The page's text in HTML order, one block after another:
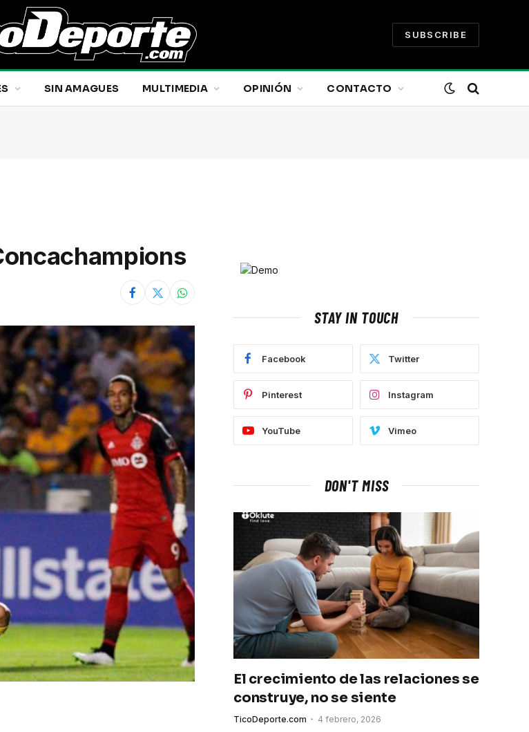
SUBSCRIBE
SIN AMAGUES MULTIMEDIA OPINIÓN CONTACTO
STAY IN TOUCH
Facebook Twitter
Pinterest Instagram
YouTube Vimeo
DON'T MISS
El crecimiento de las relaciones se
construye, no se siente
TicoDeporte.com 4 febrero, 2026